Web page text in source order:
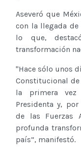
Aseveró que
con la llegada de
lo que,
transformación
''Hace sólo unos
Constitucional de
la primera
Presidenta y,
de las Fuerzas
profunda
país”, manifestó.